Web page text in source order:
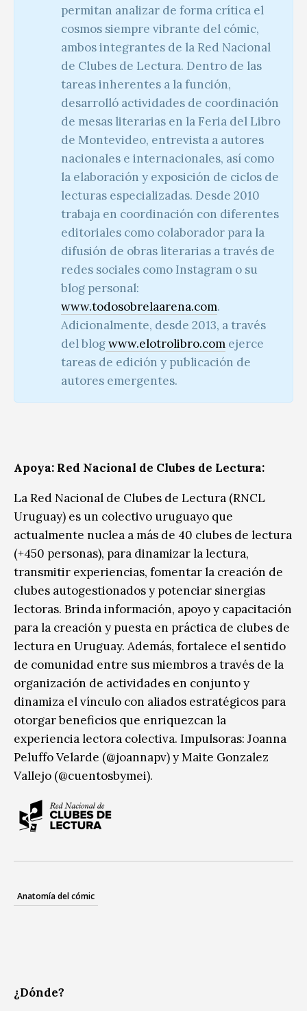
permitan analizar de forma crítica el
cosmos siempre vibrante del cómic,
ambos integrantes de la Red Nacional
de Clubes de Lectura. Dentro de las
tareas inherentes a la función,
desarrolló actividades de coordinación
de mesas literarias en la Feria del Libro
de Montevideo, entrevista a autores
nacionales e internacionales, así como
la elaboración y exposición de ciclos de
lecturas especializadas. Desde 2010
trabaja en coordinación con diferentes
editoriales como colaborador para la
difusión de obras literarias a través de
redes sociales como Instagram o su
blog personal:
www.todosobrelaarena.com.
Adicionalmente, desde 2013, a través
del blogwww.elotrolibro.com ejerce
tareas de edición y publicación de
autores emergentes.
Apoya: Red Nacional de Clubes de Lectura:
La Red Nacional de Clubes de Lectura (RNCL
Uruguay) es un colectivo uruguayo que
actualmente nuclea a más de 40 clubes de lectura
(+450 personas), para dinamizar la lectura,
transmitir experiencias, fomentar la creación de
clubes autogestionados y potenciar sinergias
lectoras. Brinda información, apoyo y capacitación
para la creación y puesta en práctica de clubes de
lectura en Uruguay. Además, fortalece el sentido
de comunidad entre sus miembros a través de la
organización de actividades en conjunto y
dinamiza el vínculo con aliados estratégicos para
otorgar beneficios que enriquezcan la
experiencia lectora colectiva. Impulsoras: Joanna
Peluffo Velarde (@joannapv) y Maite Gonzalez
Vallejo (@cuentosbymei).
Anatomía del cómic
¿Dónde?